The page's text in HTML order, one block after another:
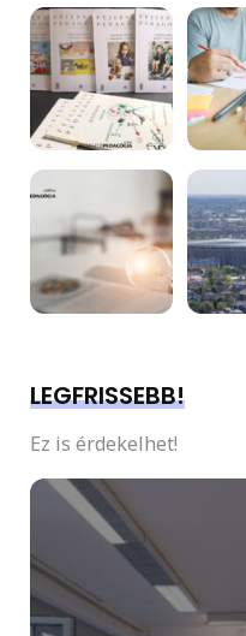
LEGFRISSEBB!
Ez is érdekelhet!